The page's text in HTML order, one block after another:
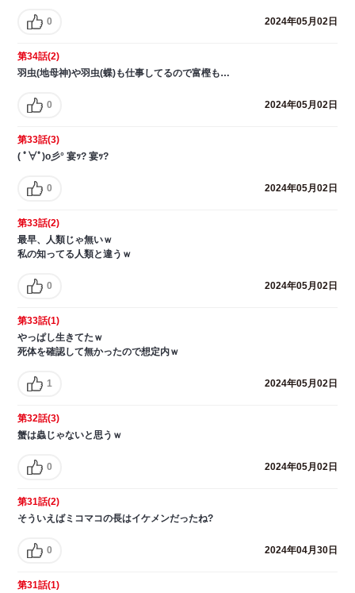
0 2024年05月02日
第34話(2)
羽虫(地母神)や羽虫(蝶)も仕事してるので富樫も…
0 2024年05月02日
第33話(3)
( ﾟ∀ﾟ)o彡° 宴ｯ? 宴ｯ?
0 2024年05月02日
第33話(2)
最早、人類じゃ無いｗ
私の知ってる人類と違うｗ
0 2024年05月02日
第33話(1)
やっぱし生きてたｗ
死体を確認して無かったので想定内ｗ
1 2024年05月02日
第32話(3)
蟹は蟲じゃないと思うｗ
0 2024年05月02日
第31話(2)
そういえばミコマコの長はイケメンだったね?
0 2024年04月30日
第31話(1)